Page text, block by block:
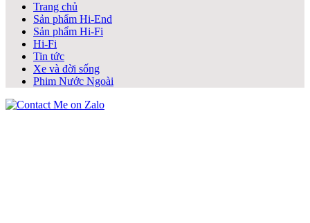
Trang chủ
Sản phẩm Hi-End
Sản phẩm Hi-Fi
Hi-Fi
Tin tức
Xe và đời sống
Phim Nước Ngoài